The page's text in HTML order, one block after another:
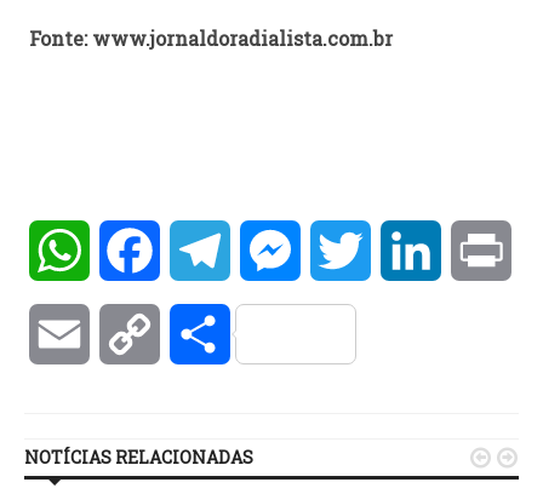
Fonte: www.jornaldoradialista.com.br
WhatsAppFacebookTelegramMessengerTwitter LinkedIn
Email Copy Compartilhar
NOTÍCIAS RELACIONADAS  